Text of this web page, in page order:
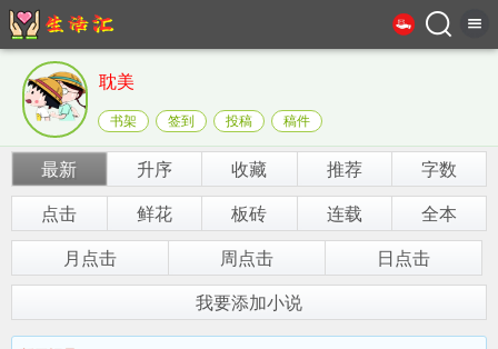
耽美
书架 签到 投稿 稿件
最新 升序 收藏 推荐 字数
点击 鲜花 板砖 连载 全本
月点击 周点击 日点击
我要添加小说